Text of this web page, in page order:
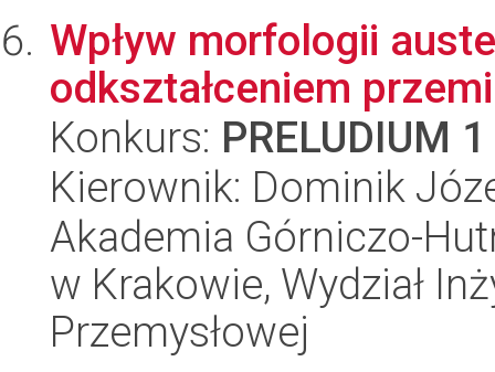
Wpływ morfologii
odkształceniem
Konkurs: PRELUDIUM 1
Kierownik: Dominik
Akademia Górniczo-
w Krakowie, Wydział
Przemysłowej